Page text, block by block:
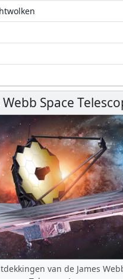
Webb Space
van de James